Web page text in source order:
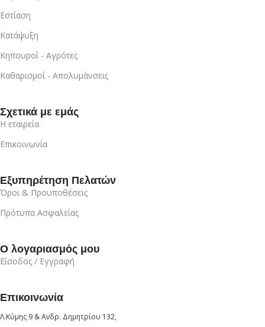
Εστίαση
Κατάψυξη
Κηπουροί - Αγρότες
Καθαρισμοί - Απολυμάνσεις
Σχετικά με εμάς
Η εταιρεία
Επικοινωνία
Εξυπηρέτηση Πελατών
Όροι & Προυποθέσεις
Πρότυπα Ασφαλείας
Ο λογαριασμός μου
Είσοδος / Εγγραφή
Επικοινωνία
Λ.Κύμης 9 & Ανδρ. Δημητρίου 132,